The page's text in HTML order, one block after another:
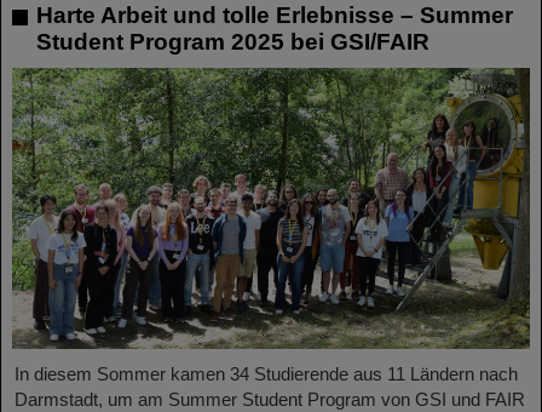
Harte Arbeit und tolle Erlebnisse – Summer
Student Program 2025 bei GSI/FAIR
In diesem Sommer kamen 34 Studierende aus 11 Ländern nach
Darmstadt, um am Summer Student Program von GSI und FAIR